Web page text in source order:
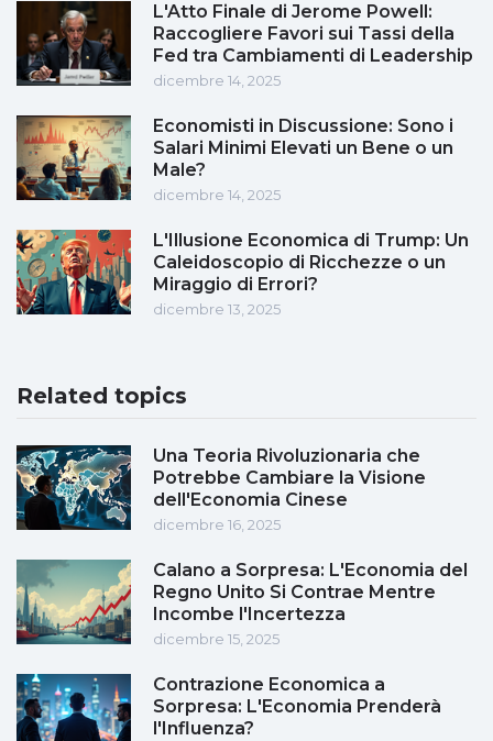
L'Atto Finale di Jerome Powell:
Raccogliere Favori sui Tassi della
Fed tra Cambiamenti di Leadership
dicembre 14, 2025
Economisti in Discussione: Sono i
Salari Minimi Elevati un Bene o un
Male?
dicembre 14, 2025
L'Illusione Economica di Trump: Un
Caleidoscopio di Ricchezze o un
Miraggio di Errori?
dicembre 13, 2025
Related topics
Una Teoria Rivoluzionaria che
Potrebbe Cambiare la Visione
dell'Economia Cinese
dicembre 16, 2025
Calano a Sorpresa: L'Economia del
Regno Unito Si Contrae Mentre
Incombe l'Incertezza
dicembre 15, 2025
Contrazione Economica a
Sorpresa: L'Economia Prenderà
l'Influenza?